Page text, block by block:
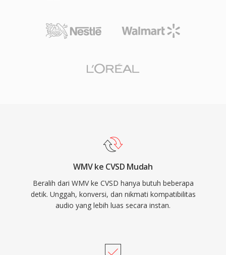
WMV ke CVSD Mudah
Beralih dari WMV ke CVSD hanya butuh beberapa
detik. Unggah, konversi, dan nikmati kompatibilitas
audio yang lebih luas secara instan.